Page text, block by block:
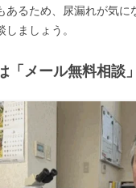
あるため、尿漏れが気に
ましょう。
「メール無料相談